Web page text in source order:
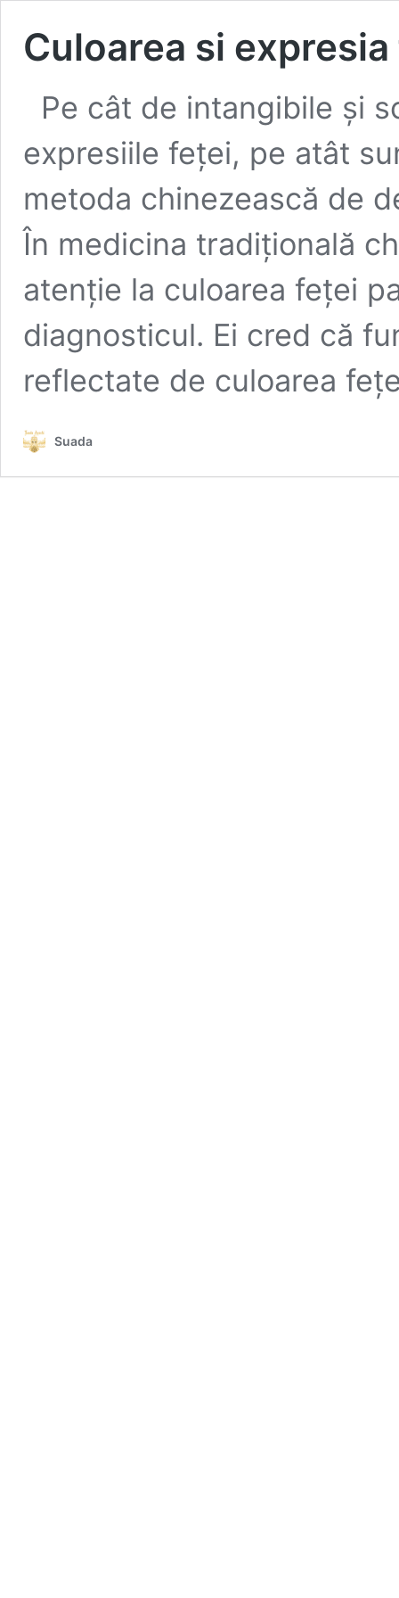
Culoarea si
Pe cât de intangibile și
expresiile feței, pe atât
metoda chinezească de
În medicina tradițională
atenție la culoarea feței
diagnosticul. Ei cred că
reflectate de culoarea
Suada